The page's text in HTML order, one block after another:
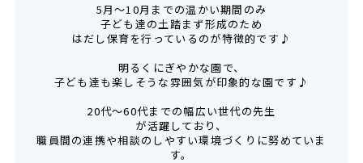
5月～10月までの温かい期間のみ
子ども達の土踏まず形成のため
はだし保育を行っているのが特徴的です♪
明るくにぎやかな園で、
子ども達も楽しそうな雰囲気が印象的な園です♪
20代～60代までの幅広い世代の先生
が活躍しており、
職員間の連携や相談のしやすい環境づくりに努めていま
す。